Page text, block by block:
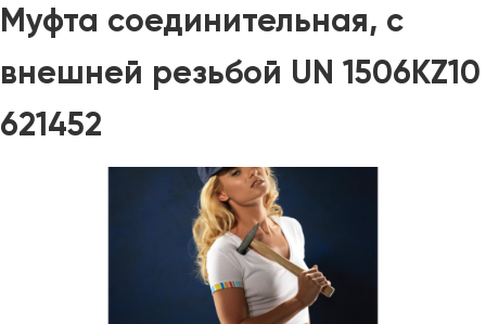
Муфта соединительная, с
внешней резьбой UN 1506KZ10
621452